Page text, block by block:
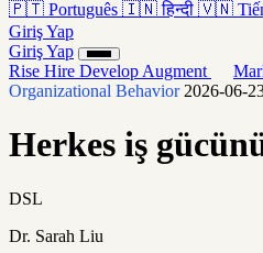
🇵🇹 Português 🇮🇳 हिन्दी 🇻🇳
Giriş Yap
Giriş Yap
Rise Hire Develop Augment
Organizational Behavior 2026-06-
Herkes iş
DSL
Dr. Sarah Liu